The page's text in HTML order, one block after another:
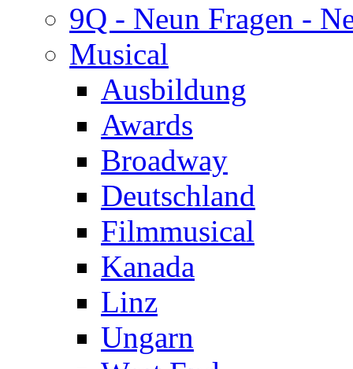
9Q - Neun Fragen -
Musical
Ausbildung
Awards
Broadway
Deutschland
Filmmusical
Kanada
Linz
Ungarn